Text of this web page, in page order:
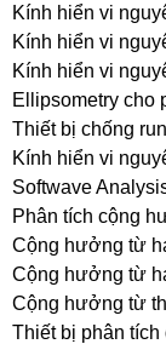
Kính hiển vi
Kính hiển vi
Kính hiển vi
Ellipsometry cho
Thiết bị chống
Kính hiển vi
Softwave
Phân tích cộng
Cộng hưởng từ
Cộng hưởng từ
Cộng hưởng từ
Thiết bị phân tích